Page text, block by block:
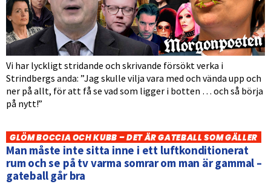
Vi har lyckligt stridande och skrivande försökt verka i
Strindbergs anda: ”Jag skulle vilja vara med och vända upp och
ner på allt, för att få se vad som ligger i botten … och så börja
på nytt!”
GLÖM BOCCIA OCH KUBB – DET ÄR GATEBALL SOM GÄLLER
Man måste inte sitta inne i ett luftkonditionerat
rum och se på tv varma somrar om man är gammal –
gateball går bra